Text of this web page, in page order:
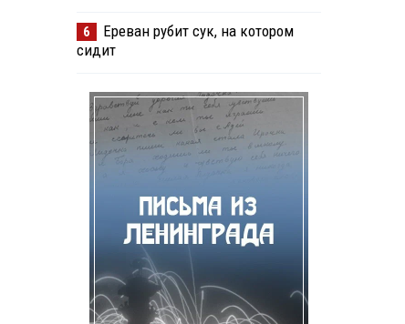
6
Ереван рубит сук, на котором
сидит